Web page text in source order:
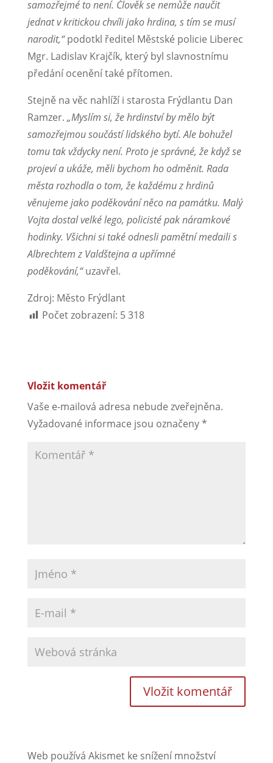
samozřejmé to není. Člověk se nemůže naučit
jednat v kritickou chvíli jako hrdina, s tím se musí
narodit,“podotkl ředitel Městské policie Liberec
Mgr. Ladislav Krajčík, který byl slavnostnímu
předání ocenění také přítomen.
Stejně na věc nahlíží i starosta Frýdlantu Dan
Ramzer. „Myslím si, že hrdinství by mělo být
samozřejmou součástí lidského bytí. Ale bohužel
tomu tak vždycky není. Proto je správné, že když se
projeví a ukáže, měli bychom ho odměnit. Rada
města rozhodla o tom, že každému z hrdinů
věnujeme jako poděkování něco na památku. Malý
Vojta dostal velké lego, policisté pak náramkové
hodinky. Všichni si také odnesli pamětní medaili s
Albrechtem z Valdštejna a upřímné
poděkování,“uzavřel.
Zdroj: Město Frýdlant
Počet zobrazení: 5 318
Vložit komentář
Vaše e-mailová adresa nebude zveřejněna.
Vyžadované informace jsou označeny*
Web používá Akismet ke snížení množství